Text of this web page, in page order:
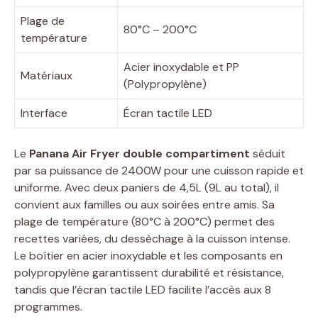
Plage de
température
80°C – 200°C
Matériaux
Acier inoxydable et PP
(Polypropylène)
Interface
Écran tactile LED
Le Panana Air Fryer double compartiment séduit
par sa puissance de 2400W pour une cuisson rapide et
uniforme. Avec deux paniers de 4,5L (9L au total), il
convient aux familles ou aux soirées entre amis. Sa
plage de température (80°C à 200°C) permet des
recettes variées, du dessèchage à la cuisson intense.
Le boîtier en acier inoxydable et les composants en
polypropylène garantissent durabilité et résistance,
tandis que l’écran tactile LED facilite l’accès aux 8
programmes.